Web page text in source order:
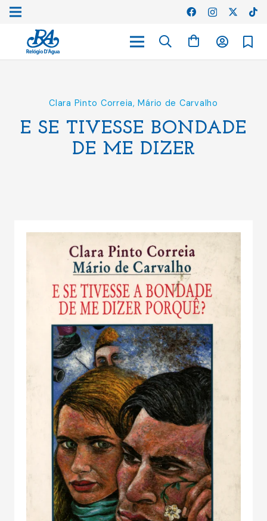
Clara Pinto Correia,Mário de Carvalho
E SE TIVESSE BONDADE
DE ME DIZER